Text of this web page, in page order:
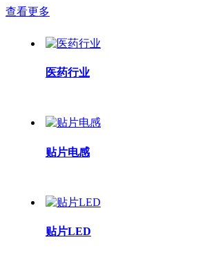
查看更多
医药行业
贴片电感
贴片LED